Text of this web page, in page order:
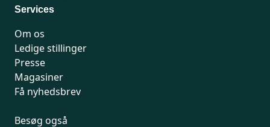
Services
Om os
Ledige stillinger
Presse
Magasiner
Få nyhedsbrev
Besøg også